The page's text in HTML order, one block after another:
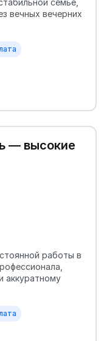
вечных вечерних
— высокие
работы в
аккуратному